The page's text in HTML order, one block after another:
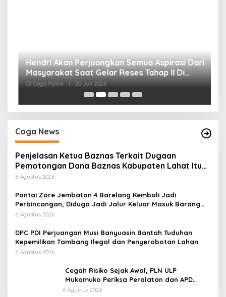
Coga News
Penjelasan Ketua Baznas Terkait Dugaan
Pemotongan Dana Baznas Kabupaten Lahat Itu
Tidak Benar
6 Agustus 2026
Pantai Zore Jembatan 4 Barelang Kembali Jadi
Perbincangan, Diduga Jadi Jalur Keluar Masuk Barang
Tanpa Dokumen Kepabeanan, Nama Berinisial WL
di Kawasan Pesisir
6 Agustus 2026
DPC PDI Perjuangan Musi Banyuasin Bantah Tuduhan
Kepemilikan Tambang Ilegal dan Penyerobotan Lahan
6 Agustus 2026
Cegah Risiko Sejak Awal, PLN ULP
Mukomuko Periksa Peralatan dan APD
Petugas secara Rutin
6 Agustus 2026